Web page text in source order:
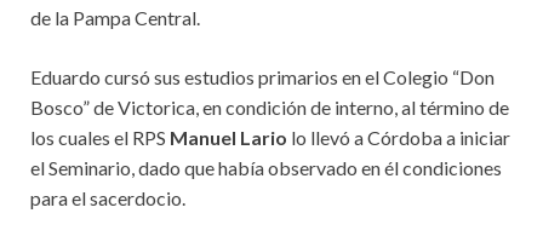
de la Pampa Central.
Eduardo cursó sus estudios primarios en el Colegio “Don
Bosco” de Victorica, en condición de interno, al término de
los cuales el RPS Manuel Lario lo llevó a Córdoba a iniciar
el Seminario, dado que había observado en él condiciones
para el sacerdocio.